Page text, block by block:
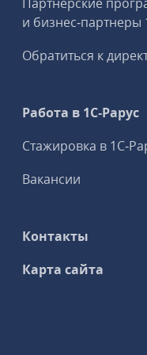
и бизнес‑партнеры
Обратиться к
Работа в 1С‑Рарус
Стажировка в
Вакансии
Контакты
Карта сайта